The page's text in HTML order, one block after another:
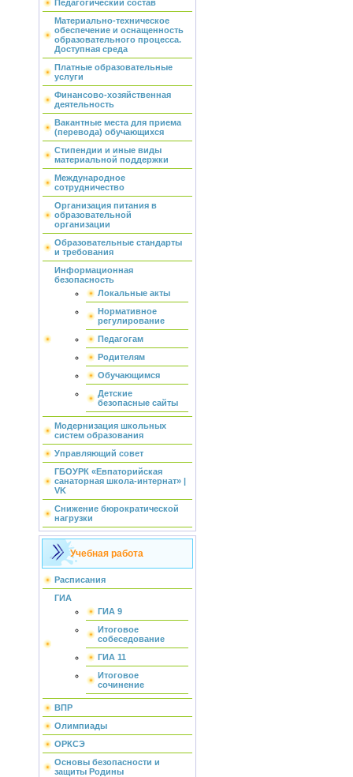
Педагогический состав
Материально-техническое
обеспечение и оснащенность
образовательного процесса.
Доступная среда
Платные образовательные
услуги
Финансово-хозяйственная
деятельность
Вакантные места для приема
(перевода) обучающихся
Стипендии и иные виды
материальной поддержки
Международное
сотрудничество
Организация питания в
образовательной
организации
Образовательные стандарты
и требования
Информационная
безопасность
Локальные акты
Нормативное
регулирование
Педагогам
Родителям
Обучающимся
Детские
безопасные сайты
Модернизация школьных
систем образования
Управляющий совет
ГБОУРК «Евпаторийская
санаторная школа-интернат» |
VK
Снижение бюрократической
нагрузки
Учебная работа
Расписания
ГИА
ГИА 9
Итоговое
собеседование
ГИА 11
Итоговое
сочинение
ВПР
Олимпиады
ОРКСЭ
Основы безопасности и
защиты Родины